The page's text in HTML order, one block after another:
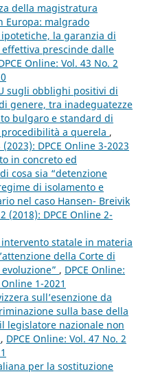
della magistratura
Europa: malgrado
la garanzia di
prescinde dalle
Online: Vol. 43 No. 2
sugli obblighi positivi di
genere, tra inadeguatezze
bulgaro e standard di
a querela ,
DPCE Online 3-2023
in concreto ed
cosa sia “detenzione
di isolamento e
nel caso Hansen- Breivik
(2018): DPCE Online 2-
statale in materia
della Corte di
, DPCE Online:
1-2021
sull’esenzione da
sulla base della
legislatore nazionale non
, DPCE Online: Vol. 47 No. 2
per la sostituzione